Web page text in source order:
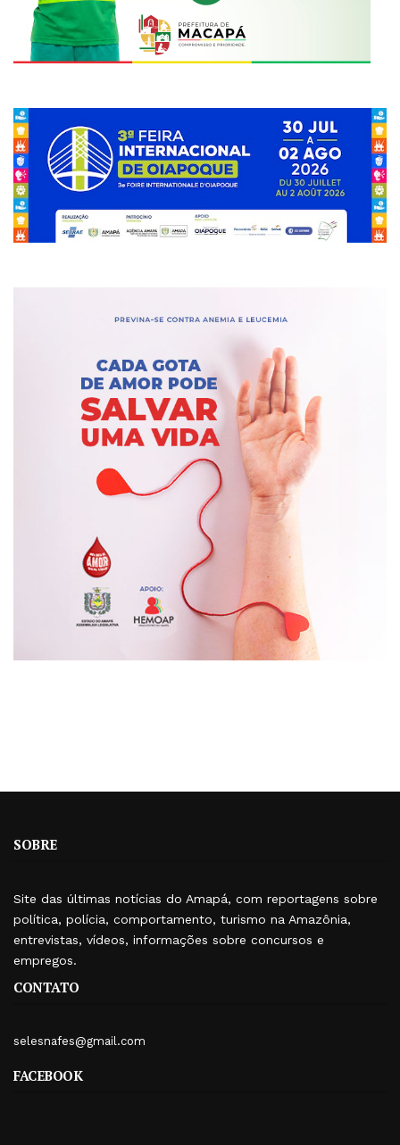
SOBRE
Site das últimas notícias do Amapá, com reportagens sobre
política, polícia, comportamento, turismo na Amazônia,
entrevistas, vídeos, informações sobre concursos e
empregos.
CONTATO
selesnafes@gmail.com
FACEBOOK